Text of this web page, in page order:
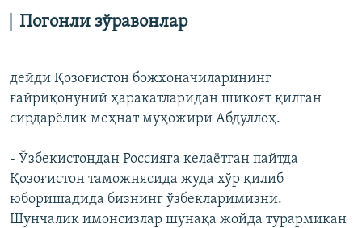
Погонли зўравонлар
дейди Қозоғистон божхоначиларининг
ғайриқонуний ҳаракатларидан шикоят қилган
сирдарёлик меҳнат муҳожири Абдуллоҳ.
- Ўзбекистондан Россияга келаëтган пайтда
Қозоғистон таможнясида жуда хўр қилиб
юборишадида бизнинг ўзбекларимизни.
Шунчалик имонсизлар шунақа жойда турармикан